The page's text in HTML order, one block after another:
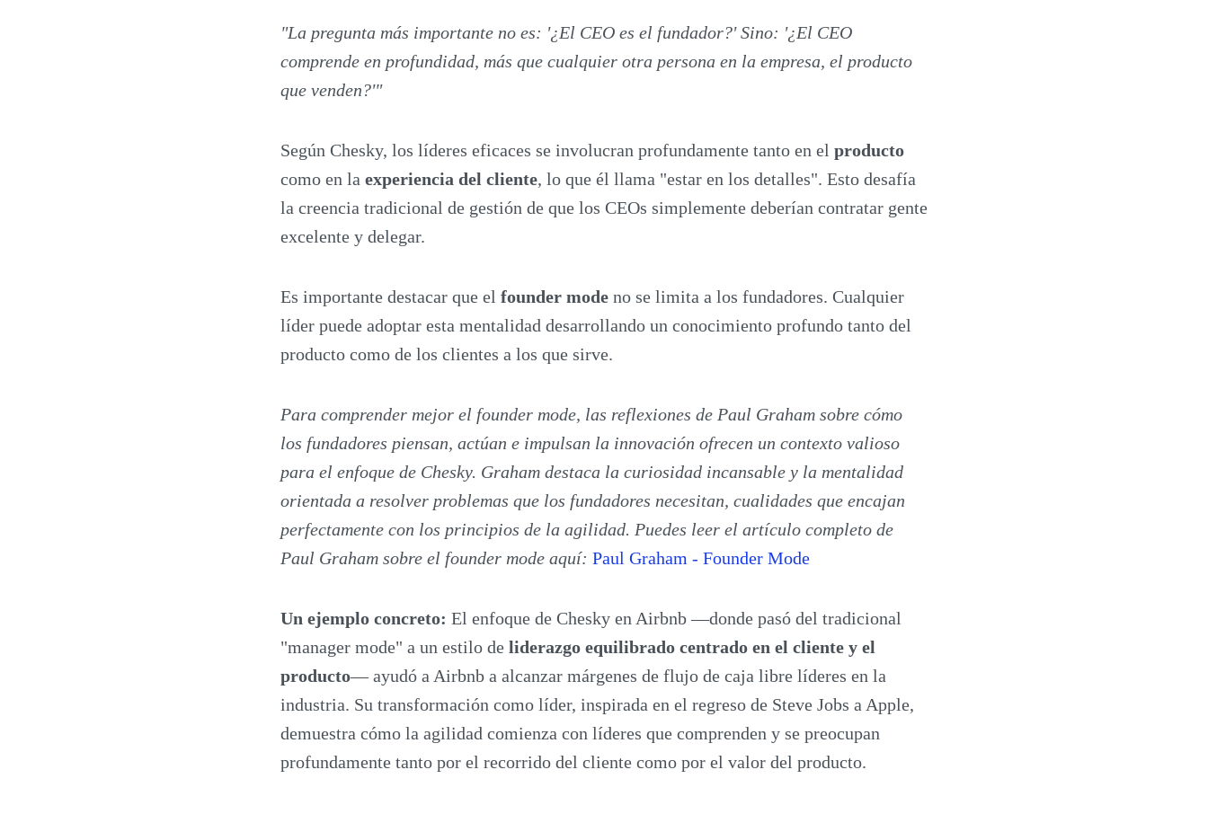
"La pregunta más importante no es: '¿El CEO es el fundador?' Sino: '¿El CEO
comprende en profundidad, más que cualquier otra persona en la empresa, el producto
que venden?'"
Según Chesky, los líderes eficaces se involucran profundamente tanto en el producto
como en la experiencia del cliente, lo que él llama "estar en los detalles". Esto desafía
la creencia tradicional de gestión de que los CEOs simplemente deberían contratar gente
excelente y delegar.
Es importante destacar que el founder mode no se limita a los fundadores. Cualquier
líder puede adoptar esta mentalidad desarrollando un conocimiento profundo tanto del
producto como de los clientes a los que sirve.
Para comprender mejor el founder mode, las reflexiones de Paul Graham sobre cómo
los fundadores piensan, actúan e impulsan la innovación ofrecen un contexto valioso
para el enfoque de Chesky. Graham destaca la curiosidad incansable y la mentalidad
orientada a resolver problemas que los fundadores necesitan, cualidades que encajan
perfectamente con los principios de la agilidad. Puedes leer el artículo completo de
Paul Graham sobre el founder mode aquí: Paul Graham - Founder Mode
Un ejemplo concreto: El enfoque de Chesky en Airbnb —donde pasó del tradicional
"manager mode" a un estilo de liderazgo equilibrado centrado en el cliente y el
producto— ayudó a Airbnb a alcanzar márgenes de flujo de caja libre líderes en la
industria. Su transformación como líder, inspirada en el regreso de Steve Jobs a Apple,
demuestra cómo la agilidad comienza con líderes que comprenden y se preocupan
profundamente tanto por el recorrido del cliente como por el valor del producto.